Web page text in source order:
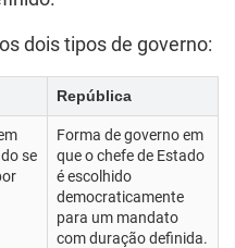
dois tipos de governo:
República
se
Forma de governo em
que o chefe de Estado
é escolhido
democraticamente
para um mandato
com duração definida.